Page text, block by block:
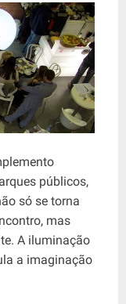
públicos,
só se torna
mas
A iluminação
a imaginação